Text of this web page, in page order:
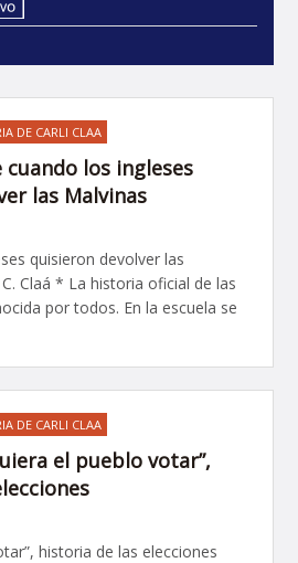
DE CARLI CLAA
cuando los ingleses
las Malvinas
quisieron devolver las
Claá * La historia oficial de las
por todos. En la escuela se
DE CARLI CLAA
el pueblo votar”,
historia de las elecciones